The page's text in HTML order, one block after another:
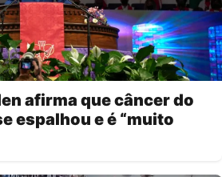
afirma que câncer do
espalhou e é “muito